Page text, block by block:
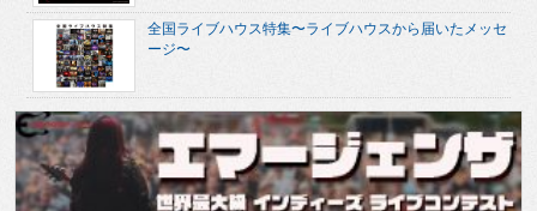
全国ライブハウス特集〜ライブハウスから届いたメッセ
ージ〜